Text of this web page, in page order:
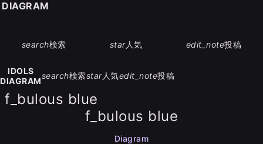
search検索 star人気 edit_note投稿
IDOLS
DIAGRAM
search検索star人気edit_note投稿
f_bulous blue
f_bulous blue
Diagram